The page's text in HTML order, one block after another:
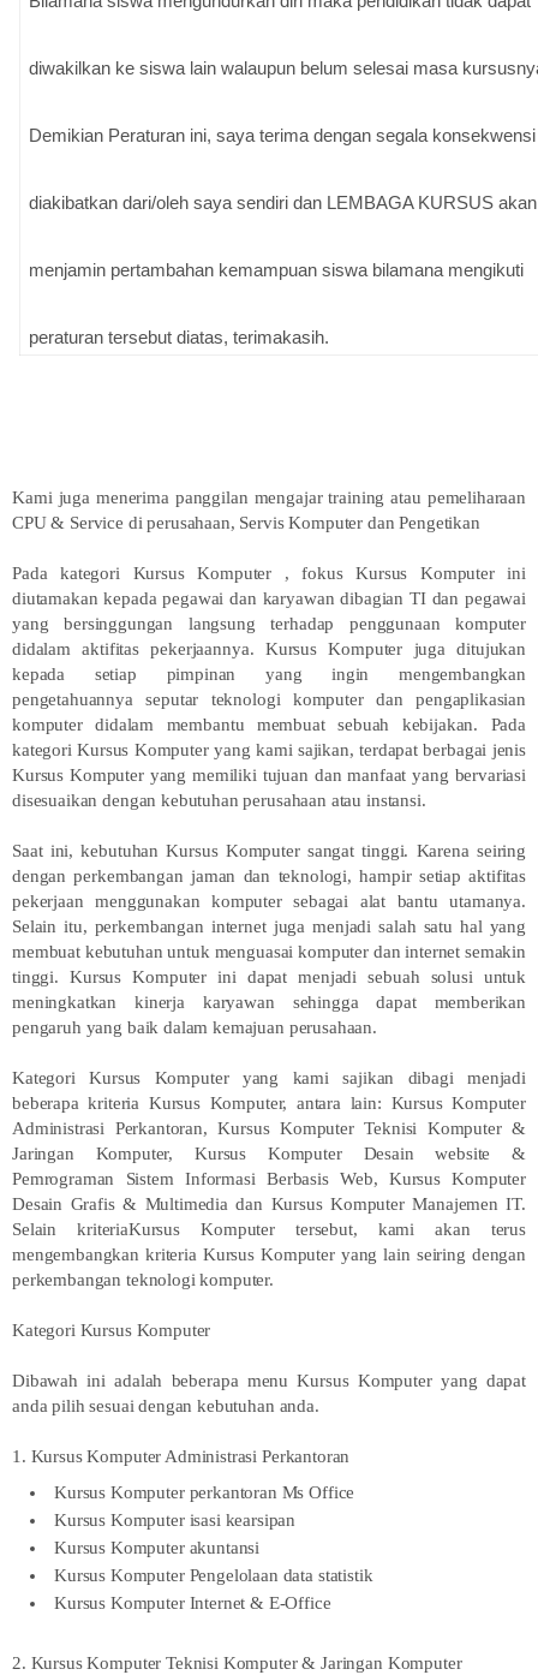
diwakilkan ke siswa lain walaupun belum selesai masa
Demikian Peraturan ini, saya terima dengan segala
diakibatkan dari/oleh saya sendiri dan LEMBAGA KURSUS akan
menjamin pertambahan kemampuan siswa bilamana mengikuti
peraturan tersebut diatas, terimakasih.
Kami juga menerima panggilan mengajar training atau pemeliharaan
CPU & Service di perusahaan, Servis Komputer dan Pengetikan
Pada kategori Kursus Komputer , fokus Kursus Komputer ini
diutamakan kepada pegawai dan karyawan dibagian TI dan pegawai
yang bersinggungan langsung terhadap penggunaan komputer
didalam aktifitas pekerjaannya. Kursus Komputer juga ditujukan
kepada setiap pimpinan yang ingin mengembangkan
pengetahuannya seputar teknologi komputer dan pengaplikasian
komputer didalam membantu membuat sebuah kebijakan. Pada
kategori Kursus Komputer yang kami sajikan, terdapat berbagai jenis
Kursus Komputer yang memiliki tujuan dan manfaat yang bervariasi
disesuaikan dengan kebutuhan perusahaan atau instansi.
Saat ini, kebutuhan Kursus Komputer sangat tinggi. Karena seiring
dengan perkembangan jaman dan teknologi, hampir setiap aktifitas
pekerjaan menggunakan komputer sebagai alat bantu utamanya.
Selain itu, perkembangan internet juga menjadi salah satu hal yang
membuat kebutuhan untuk menguasai komputer dan internet semakin
tinggi. Kursus Komputer ini dapat menjadi sebuah solusi untuk
meningkatkan kinerja karyawan sehingga dapat memberikan
pengaruh yang baik dalam kemajuan perusahaan.
Kategori Kursus Komputer yang kami sajikan dibagi menjadi
beberapa kriteria Kursus Komputer, antara lain: Kursus Komputer
Administrasi Perkantoran, Kursus Komputer Teknisi Komputer &
Jaringan Komputer, Kursus Komputer Desain website &
Pemrograman Sistem Informasi Berbasis Web, Kursus Komputer
Desain Grafis & Multimedia dan Kursus Komputer Manajemen IT.
Selain kriteriaKursus Komputer tersebut, kami akan terus
mengembangkan kriteria Kursus Komputer yang lain seiring dengan
perkembangan teknologi komputer.
Kategori Kursus Komputer
Dibawah ini adalah beberapa menu Kursus Komputer yang dapat
anda pilih sesuai dengan kebutuhan anda.
1. Kursus Komputer Administrasi Perkantoran
Kursus Komputer perkantoran Ms Office
Kursus Komputer isasi kearsipan
Kursus Komputer akuntansi
Kursus Komputer Pengelolaan data statistik
Kursus Komputer Internet & E-Office
2. Kursus Komputer Teknisi Komputer & Jaringan Komputer